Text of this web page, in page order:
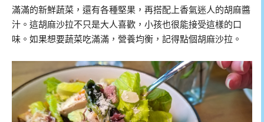
滿滿的新鮮蔬菜，還有各種堅果，再搭配上香氣迷人的胡麻醬
汁。這胡麻沙拉不只是大人喜歡，小孩也很能接受這樣的口
味。如果想要蔬菜吃滿滿，營養均衡，記得點個胡麻沙拉。